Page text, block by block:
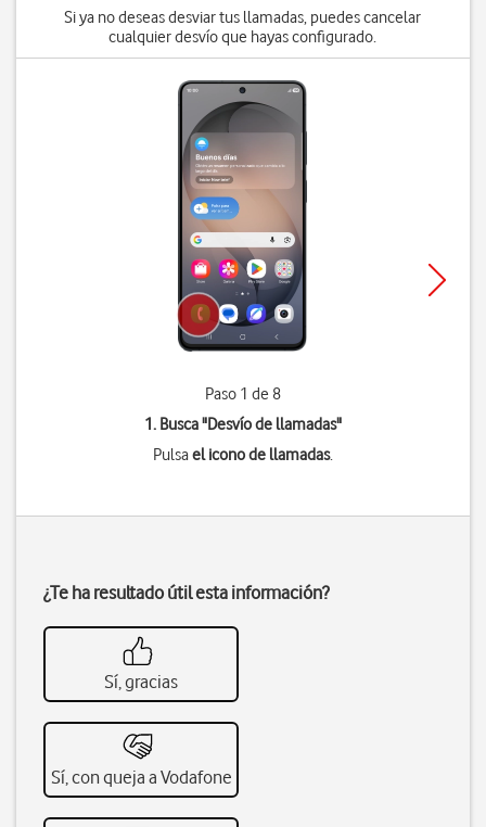
Si ya no deseas desviar tus llamadas, puedes cancelar
cualquier desvío que hayas configurado.
Paso 1 de 8
1. Busca "Desvío de llamadas"
Pulsael icono de llamadas.
¿Te ha resultado útil esta información?
Sí, gracias
Sí, con queja a Vodafone